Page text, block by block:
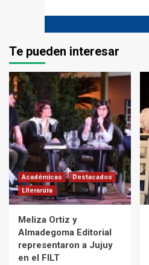
Te pueden interesar
Académicas
Destacados
Literarura
Meliza Ortiz y
Almadegoma Editorial
representaron a Jujuy
en el FILT